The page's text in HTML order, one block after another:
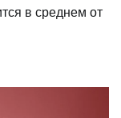
в среднем от